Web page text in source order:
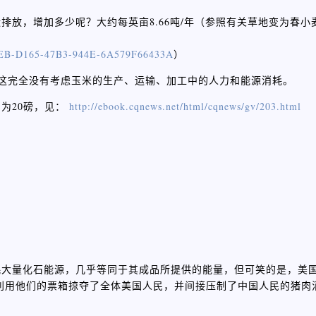
放，增加多少呢？大约每英亩8.66吨/年（参照有关草地变为春小
D165-47B3-944E-6A579F66433A）
全没有考虑玉米的生产、运输、加工中的人力和能源消耗。
20磅，见： http://ebook.cqnews.net/html/cqnews/gv/203.html
量化石能源，几乎等同于其成品所提供的能量，但可笑的是，美
他们的票箱掠夺了全体美国人民，并间接压制了中国人民的猪